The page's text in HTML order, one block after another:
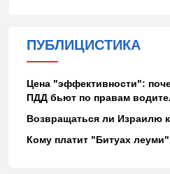
ПУБЛИЦИСТИКА
Цена "эффективности":
ПДД бьют по правам
Возвращаться ли Израилю
Кому платит "Битуах